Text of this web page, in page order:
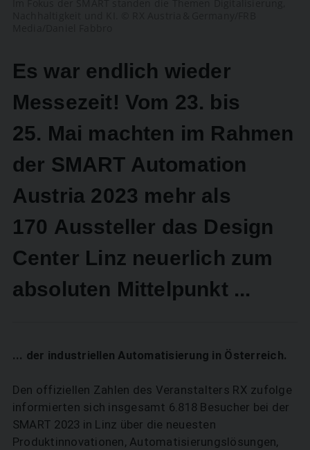
Es war endlich wieder
Messezeit! Vom 23. bis
25. Mai machten im ­Rahmen
der SMART Automation
Austria 2023 mehr als
170 Aussteller das Design
Center Linz neuerlich zum
absoluten Mittelpunkt ...
... der ­industriellen Automatisierung in Österreich.
Den offiziellen Zahlen des Veranstalters RX zufolge
informierten sich insgesamt 6.818 Besucher bei der
SMART 2023 in Linz über die neuesten
Produktinnovationen, Automatisierungslösungen,